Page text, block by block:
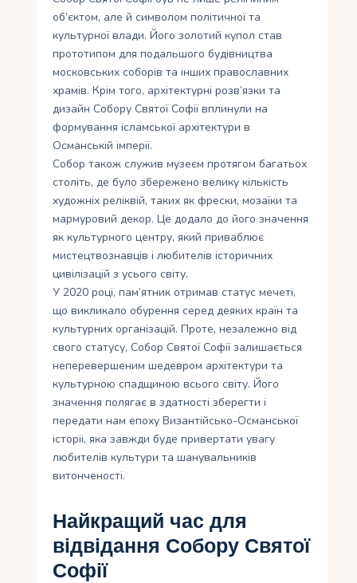
об’єктом, але й символом політичної та
культурної влади. Його золотий купол став
прототипом для подальшого будівництва
московських соборів та інших православних
храмів. Крім того, архітектурні розв’язки та
дизайн Собору Святої Софії вплинули на
формування ісламської архітектури в
Османській імперії.
Собор також служив музеєм протягом багатьох
століть, де було збережено велику кількість
художніх реліквій, таких як фрески, мозаїки та
мармуровий декор. Це додало до його значення
як культурного центру, який приваблює
мистецтвознавців і любителів історичних
цивілізацій з усього світу.
У 2020 році, пам’ятник отримав статус мечеті,
що викликало обурення серед деяких країн та
культурних організацій. Проте, незалежно від
свого статусу, Собор Святої Софії залишається
неперевершеним шедевром архітектури та
культурною спадщиною всього свiту. Його
значення полягає в здатностi зберегти і
передати нам епоху Византiйсько-Османської
історii, яка завжди буде привертати увагу
любителiв культури та шанувальникiв
витонченостi.
Найкращий час для
відвідання Собору Святої
Софії